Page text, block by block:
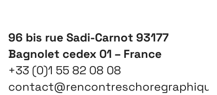
96 bis rue Sadi-Carnot 93177
Bagnolet cedex 01 – France
+33 (0)1 55 82 08 08